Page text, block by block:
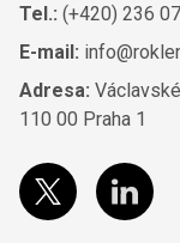
Tel.: (+420) 236
E-mail:
Adresa:
110 00 Praha 1